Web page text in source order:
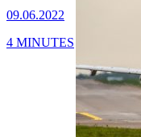
09.06.2022
4 MINUTES